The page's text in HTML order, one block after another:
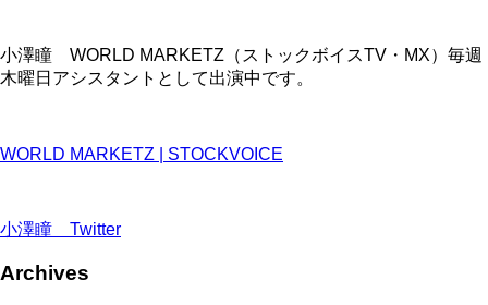
小澤瞳 WORLD MARKETZ（ストックボイスTV・MX）毎週
木曜日アシスタントとして出演中です。
WORLD MARKETZ | STOCKVOICE
小澤瞳 Twitter
Archives